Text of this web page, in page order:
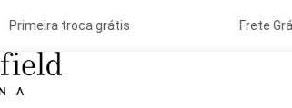
Primeira troca grátis Frete